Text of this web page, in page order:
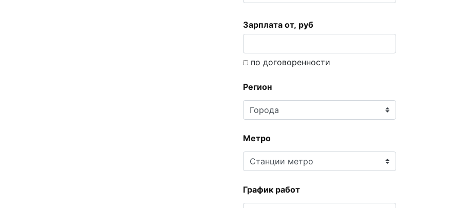
Зарплата от, руб
по договоренности
Регион
Метро
График работ